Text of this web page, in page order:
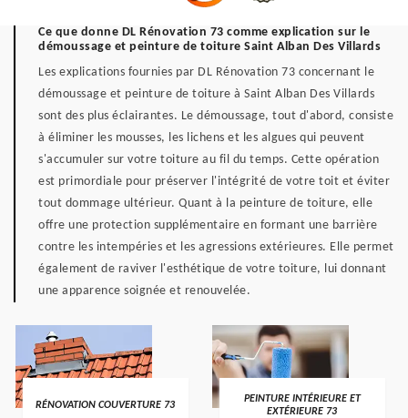
Ce que donne DL Rénovation 73 comme explication sur le
démoussage et peinture de toiture Saint Alban Des Villards
Les explications fournies par DL Rénovation 73 concernant le
démoussage et peinture de toiture à Saint Alban Des Villards
sont des plus éclairantes. Le démoussage, tout d'abord, consiste
à éliminer les mousses, les lichens et les algues qui peuvent
s'accumuler sur votre toiture au fil du temps. Cette opération
est primordiale pour préserver l'intégrité de votre toit et éviter
tout dommage ultérieur. Quant à la peinture de toiture, elle
offre une protection supplémentaire en formant une barrière
contre les intempéries et les agressions extérieures. Elle permet
également de raviver l'esthétique de votre toiture, lui donnant
une apparence soignée et renouvelée.
RÉNOVATION COUVERTURE 73
PEINTURE INTÉRIEURE ET
EXTÉRIEURE 73